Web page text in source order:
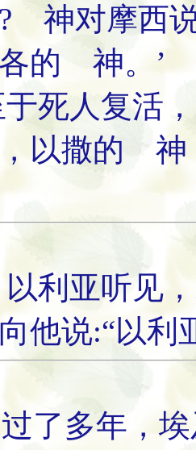
? 神对摩西
的 神。’
死人复活
以撒的 神
利亚听见
他说:“以利
了多年，